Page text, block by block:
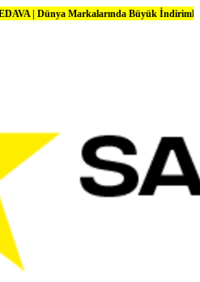
Markalarında Büyük İndirimler